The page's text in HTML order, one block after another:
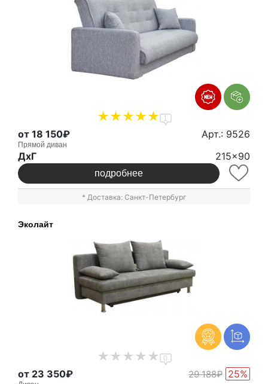
1
от 18 150₽ Арт.: 9526
Прямой диван
ДxГ 215x90
подробнее
* Доставка: Санкт-Петербург
Эколайт
0
от 23 350₽ 29 188₽ 25%